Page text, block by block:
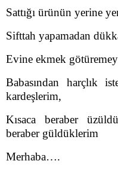
Sattığı ürünün yerine
Sifttah yapamadan
Evine ekmek
Babasından harçlık
kardeşlerim,
Kısaca beraber
beraber güldüklerim
Merhaba….